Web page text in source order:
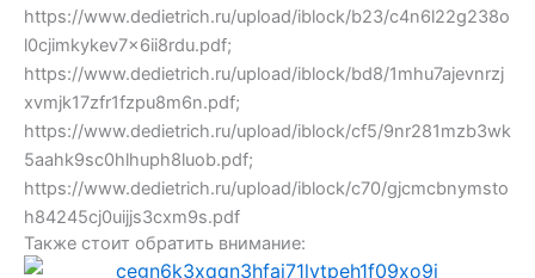
https://www.dedietrich.ru/upload/iblock/b23/c4n6l22g238o
l0cjimkykev7x6ii8rdu.pdf;
https://www.dedietrich.ru/upload/iblock/bd8/1mhu7ajevnrzj
xvmjk17zfr1fzpu8m6n.pdf;
https://www.dedietrich.ru/upload/iblock/cf5/9nr281mzb3wk
5aahk9sc0hlhuph8luob.pdf;
https://www.dedietrich.ru/upload/iblock/c70/gjcmcbnymsto
h84245cj0uijjs3cxm9s.pdf
Также стоит обратить внимание: